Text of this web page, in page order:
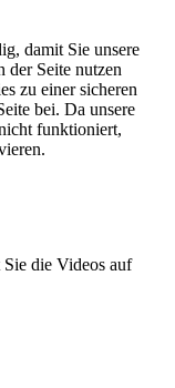
damit Sie unsere
der Seite nutzen
zu einer sicheren
bei. Da unsere
funktioniert,
die Videos auf